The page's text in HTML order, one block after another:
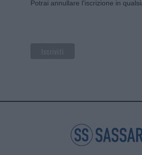
Potrai annullare l'iscrizione in